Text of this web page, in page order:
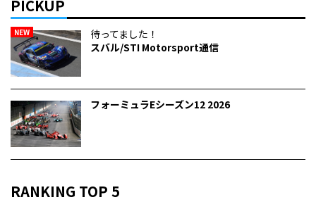
PICKUP
NEW
待ってました！
スバル/STI Motorsport通信
フォーミュラEシーズン12 2026
RANKING TOP 5